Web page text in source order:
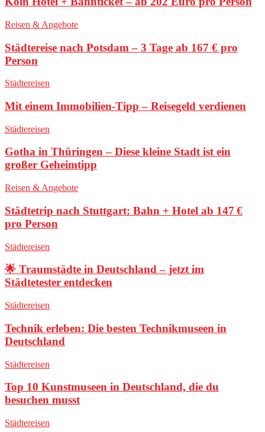
Reisen & Angebote
Städtereise nach Potsdam – 3 Tage ab 167 € pro
Person
Städtereisen
Mit einem Immobilien-Tipp – Reisegeld verdienen
Städtereisen
Gotha in Thüringen – Diese kleine Stadt ist ein
großer Geheimtipp
Reisen & Angebote
Städtetrip nach Stuttgart: Bahn + Hotel ab 147 €
pro Person
Städtereisen
🌟 Traumstädte in Deutschland – jetzt im
Städtetester entdecken
Städtereisen
Technik erleben: Die besten Technikmuseen in
Deutschland
Städtereisen
Top 10 Kunstmuseen in Deutschland, die du
besuchen musst
Städtereisen